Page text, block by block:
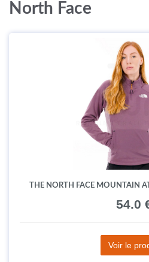
North Face
THE NORTH FACE MOUNTAIN
54.0
Voir le